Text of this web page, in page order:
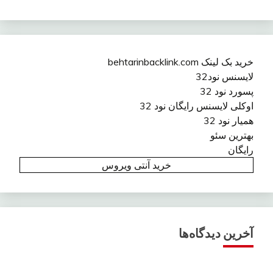
خرید بک لینک behtarinbacklink.com
لایسنس نود32
پسورد نود 32
اوکلی لایسنس رایگان نود 32
همیار نود 32
بهترین سئو
رایگان
خرید آنتی ویروس
آخرین دیدگاه‌ها